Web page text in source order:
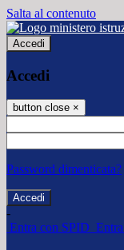
Salta al contenuto
Accedi
Accedi
button close ×
Password dimenticata?
-
Entra con SPID